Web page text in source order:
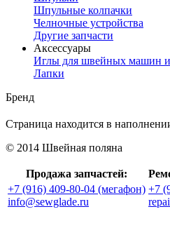
Шпульные колпачки
Челночные устройства
Другие запчасти
Аксессуары
Иглы для швейных машин и
Лапки
Бренд
Страница находится в
© 2014 Швейная поляна
Продажа запчастей:
+7 (916) 409-80-04 (мегафон)
info@sewglade.ru
+7